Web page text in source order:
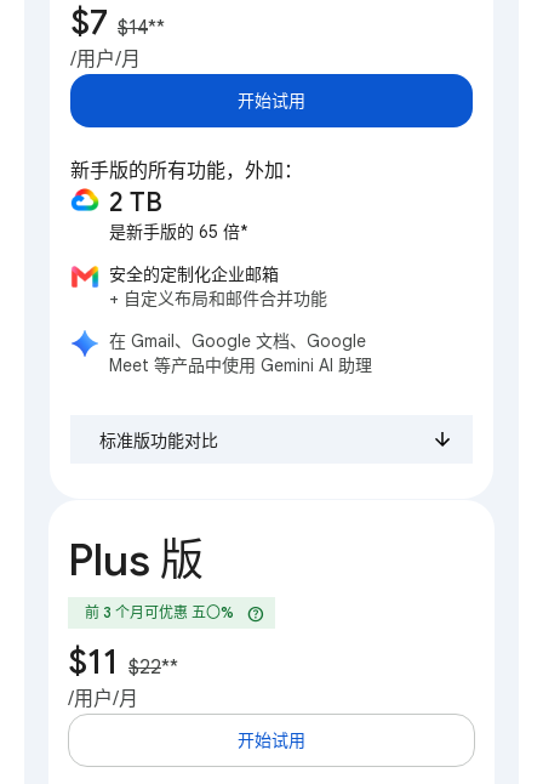
$7 $14**
/用户/月
开始试用
新手版的所有功能，外加：
2 TB
是新手版的 65 倍*
安全的定制化企业邮箱
+ 自定义布局和邮件合并功能
在 Gmail、Google 文档、Google
Meet 等产品中使用 Gemini AI 助理
标准版功能对比
Plus 版
前 3 个月可优惠 五〇% help
$11 $22**
/用户/月
开始试用